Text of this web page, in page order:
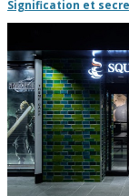
Signification et